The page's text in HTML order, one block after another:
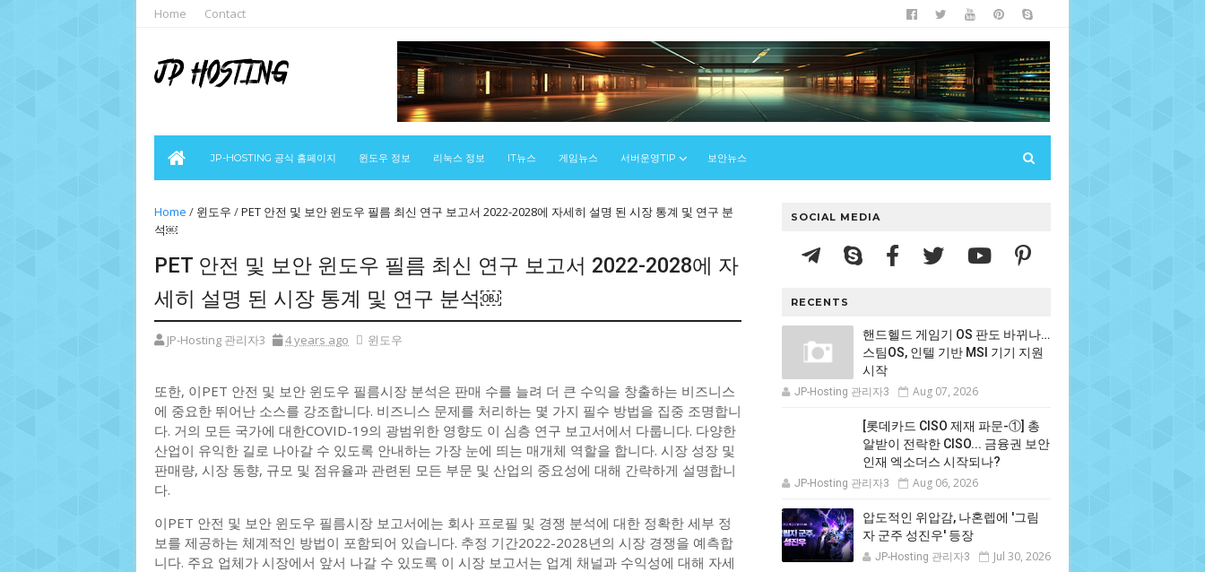
Home Contact
JP-HOSTING 공식 홈페이지 윈도우 정보 리눅스 정보 IT뉴스 게임뉴스 서버운영TIP 보안뉴스
Home / 윈도우 /PET 안전 및 보안 윈도우 필름 최신 연구 보고서 2022-2028에 자세히 설명 된 시장 통계 및 연구 분
석￼
PET 안전 및 보안 윈도우 필름 최신 연구 보고서 2022-2028에 자
세히 설명 된 시장 통계 및 연구 분석￼
JP-Hosting 관리자3 4 years ago 윈도우
또한, 이PET 안전 및 보안 윈도우 필름시장 분석은 판매 수를 늘려 더 큰 수익을 창출하는 비즈니스
에 중요한 뛰어난 소스를 강조합니다. 비즈니스 문제를 처리하는 몇 가지 필수 방법을 집중 조명합니
다. 거의 모든 국가에 대한COVID-19의 광범위한 영향도 이 심층 연구 보고서에서 다룹니다. 다양한
산업이 유익한 길로 나아갈 수 있도록 안내하는 가장 눈에 띄는 매개체 역할을 합니다. 시장 성장 및
판매량, 시장 동향, 규모 및 점유율과 관련된 모든 부문 및 산업의 중요성에 대해 간략하게 설명합니
다.
이PET 안전 및 보안 윈도우 필름시장 보고서에는 회사 프로필 및 경쟁 분석에 대한 정확한 세부 정
보를 제공하는 체계적인 방법이 포함되어 있습니다. 추정 기간2022-2028년의 시장 경쟁을 예측합
니다. 주요 업체가 시장에서 앞서 나갈 수 있도록 이 시장 보고서는 업계 채널과 수익성에 대해 자세
SOCIAL MEDIA
RECENTS
핸드헬드 게임기 OS 판도 바뀌나…
스팀OS, 인텔 기반 MSI 기기 지원
시작
JP-Hosting 관리자3 Aug 07, 2026
[롯데카드 CISO 제재 파문-①] 총
알받이 전락한 CISO... 금융권 보안
인재 엑소더스 시작되나?
JP-Hosting 관리자3 Aug 06, 2026
압도적인 위압감, 나혼렙에 '그림
자 군주 성진우' 등장
JP-Hosting 관리자3 Jul 30, 2026